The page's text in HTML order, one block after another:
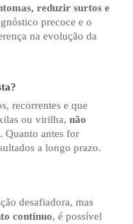
reduzir surtos e
precoce e o
na evolução da
recorrentes e que
ou virilha, não
. Quanto antes for
a longo prazo.
desafiadora, mas
contínuo, é possível